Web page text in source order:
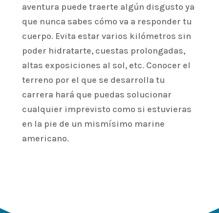
aventura puede traerte algún disgusto ya
que nunca sabes cómo va a responder tu
cuerpo. Evita estar varios kilómetros sin
poder hidratarte, cuestas prolongadas,
altas exposiciones al sol, etc. Conocer el
terreno por el que se desarrolla tu
carrera hará que puedas solucionar
cualquier imprevisto como si estuvieras
en la pie de un mismísimo marine
americano.